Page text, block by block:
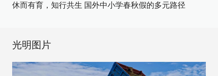
休而有育，知行共生 国外中小学春秋假的多元路径
光明图片